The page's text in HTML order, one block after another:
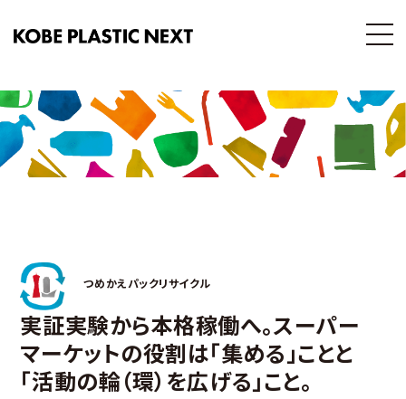
つめかえパックリサイクル
実証実験から本格稼働へ｡スーパー
マーケットの役割は｢集める｣ことと
「活動の輪（環）を広げる」こと｡